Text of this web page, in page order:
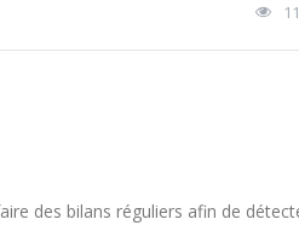
des bilans réguliers afin de